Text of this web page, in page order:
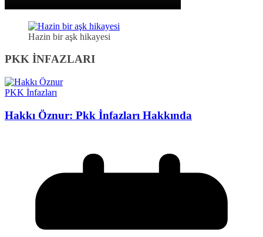
Hazin bir aşk hikayesi
PKK İNFAZLARI
PKK İnfazları
Hakkı Öznur: Pkk İnfazları Hakkında